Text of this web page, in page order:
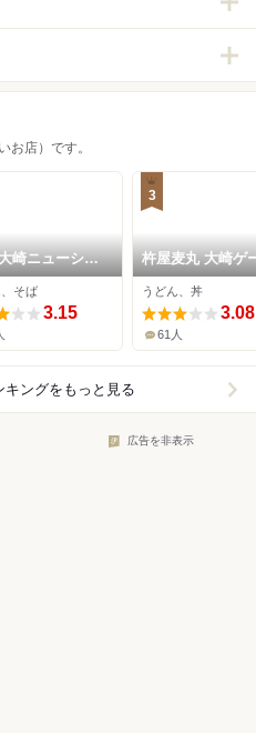
お店）です。
崎ニューシテ
そば
3.15
3
杵屋麦丸 大崎ゲ
シティ店
うどん、丼
3.08
61人
キングをもっと見る
広告を非表示